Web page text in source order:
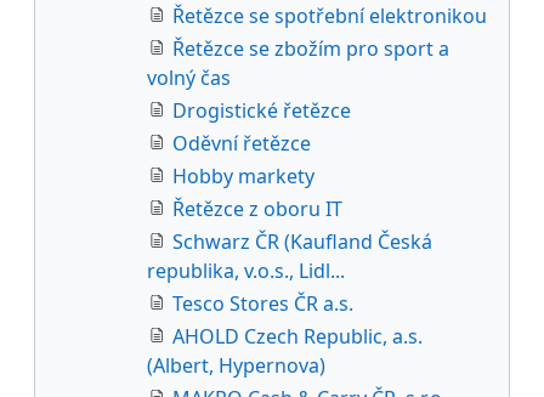
Řetězce se spotřební elektronikou
Řetězce se zbožím pro sport a
volný čas
Drogistické řetězce
Oděvní řetězce
Hobby markety
Řetězce z oboru IT
Schwarz ČR (Kaufland Česká
republika, v.o.s., Lidl...
Tesco Stores ČR a.s.
AHOLD Czech Republic, a.s.
(Albert, Hypernova)